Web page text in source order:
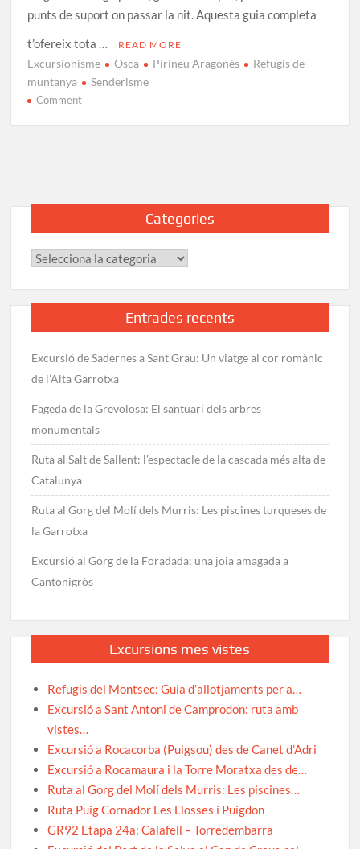
punts de suport on passar la nit. Aquesta guia completa
t’ofereix tota …
READ MORE
Excursionisme Osca Pirineu Aragonès
Refugis de
muntanya
Senderisme
Commenton
aragonès:
informació
Categories
Categories
Entrades recents
Excursió de Sadernes a Sant Grau: Un viatge al cor romànic
de l’Alta Garrotxa
Fageda de la Grevolosa: El santuari dels arbres
monumentals
Ruta al Salt de Sallent: l’espectacle de la cascada més alta de
Catalunya
Ruta al Gorg del Molí dels Murris: Les piscines turqueses de
la Garrotxa
Excursió al Gorg de la Foradada: una joia amagada a
Cantonigròs
Excursions mes vistes
Refugis del Montsec: Guia d’allotjaments per a…
Excursió a Sant Antoni de Camprodon: ruta amb
vistes…
Excursió a Rocacorba (Puigsou) des de Canet d’Adri
Excursió a Rocamaura i la Torre Moratxa des de…
Ruta al Gorg del Molí dels Murris: Les piscines…
Ruta Puig Cornador Les Llosses i Puigdon
GR92 Etapa 24a: Calafell – Torredembarra